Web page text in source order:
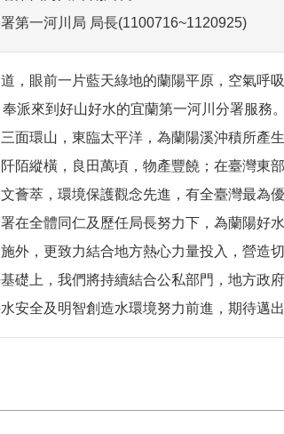
第一河川局 局長(1100716~1120925)
，眼前一片藍天綠地的蘭陽平原，空氣呼
派來到好山好水的宜蘭第一河川分署服務。
面環山，東臨太平洋，為蘭陽溪沖積所產
陌縱橫，良田萬頃，物產豐饒；在臺灣東
薈萃，環境保護觀念先進，有全臺灣最為優
在全體同仁及歷任局長努力下，為蘭陽好
外，更致力結合地方熱心力量投入，營造
礎上，我們將持續結合公私部門，地方政
安全及明智創造水環境努力前進，期待邁